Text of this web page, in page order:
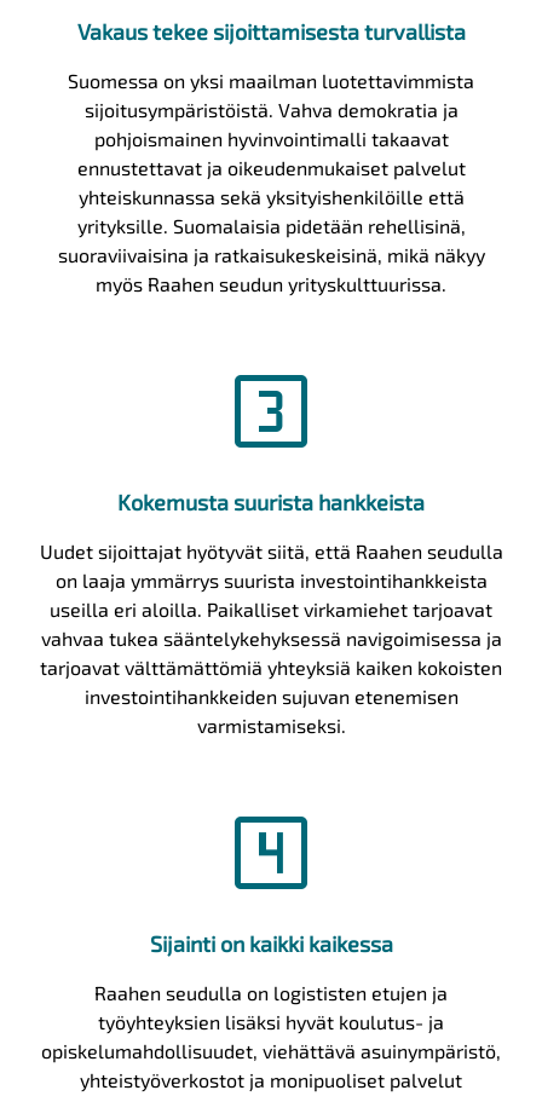
Vakaus tekee sijoittamisesta turvallista
Suomessa on yksi maailman luotettavimmista
sijoitusympäristöistä. Vahva demokratia ja
pohjoismainen hyvinvointimalli takaavat
ennustettavat ja oikeudenmukaiset palvelut
yhteiskunnassa sekä yksityishenkilöille että
yrityksille. Suomalaisia pidetään rehellisinä,
suoraviivaisina ja ratkaisukeskeisinä, mikä näkyy
myös Raahen seudun yrityskulttuurissa.
looks_3
Kokemusta suurista hankkeista
Uudet sijoittajat hyötyvät siitä, että Raahen seudulla
on laaja ymmärrys suurista investointihankkeista
useilla eri aloilla. Paikalliset virkamiehet tarjoavat
vahvaa tukea sääntelykehyksessä navigoimisessa ja
tarjoavat välttämättömiä yhteyksiä kaiken kokoisten
investointihankkeiden sujuvan etenemisen
varmistamiseksi.
looks_4
Sijainti on kaikki kaikessa
Raahen seudulla on logististen etujen ja
työyhteyksien lisäksi hyvät koulutus- ja
opiskelumahdollisuudet, viehättävä asuinympäristö,
yhteistyöverkostot ja monipuoliset palvelut